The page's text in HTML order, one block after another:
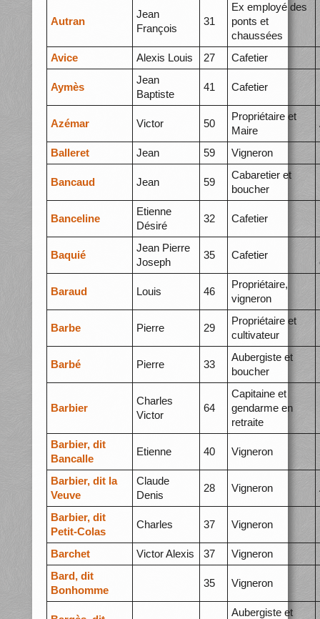
Autran
Jean
François
31
Ex employé des
ponts et
chaussées
Avice Alexis Louis 27 Cafetier
Aymès
Jean
Baptiste
41 Cafetier
Azémar Victor 50
Propriétaire et
Maire
Balleret Jean 59 Vigneron
Bancaud Jean 59
Cabaretier et
boucher
Banceline
Etienne
Désiré
32 Cafetier
Baquié
Jean Pierre
Joseph
35 Cafetier
Baraud Louis 46
Propriétaire,
vigneron
Barbe Pierre 29
Propriétaire et
cultivateur
Barbé Pierre 33
Aubergiste et
boucher
Barbier
Charles
Victor
64
Capitaine et
gendarme en
retraite
Barbier, dit
Bancalle
Etienne 40 Vigneron
Barbier, dit la
Veuve
Claude
Denis
28 Vigneron
Barbier, dit
Petit-Colas
Charles 37 Vigneron
Barchet Victor Alexis 37 Vigneron
Bard, dit
Bonhomme
35 Vigneron
Aubergiste et